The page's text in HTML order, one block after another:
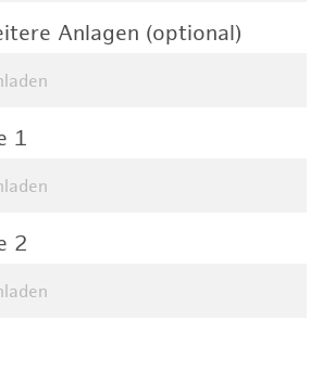
Anlagen (optional)
1
2